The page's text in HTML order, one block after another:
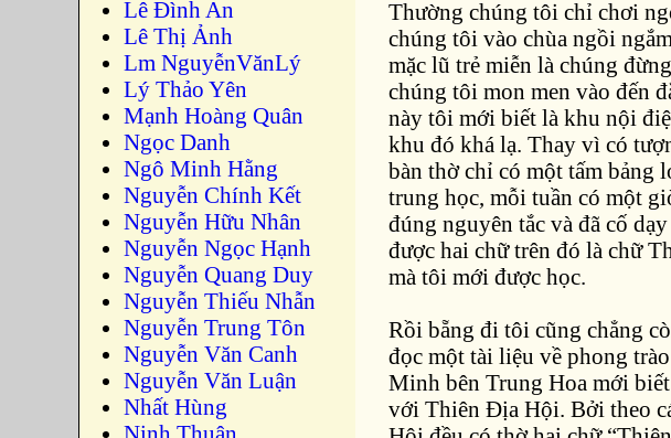
Lê Đình An
Lê Thị Ảnh
Lm NguyễnVănLý
Lý Thảo Yên
Mạnh Hoàng Quân
Ngọc Danh
Ngô Minh Hằng
Nguyễn Chính Kết
Nguyễn Hữu Nhân
Nguyễn Ngọc Hạnh
Nguyễn Quang Duy
Nguyễn Thiếu Nhẫn
Nguyễn Trung Tôn
Nguyễn Văn Canh
Nguyễn Văn Luận
Nhất Hùng
Ninh Thuận
Thường chúng tôi chỉ chơi
chúng tôi vào chùa ngồi
mặc lũ trẻ miễn là chúng
chúng tôi mon men vào đến
này tôi mới biết là khu nội
khu đó khá lạ. Thay vì có
bàn thờ chỉ có một tấm bảng
trung học, mỗi tuần có một
đúng nguyên tắc và đã cố
được hai chữ trên đó là chữ
mà tôi mới được học.
Rồi bẵng đi tôi cũng chẳng
đọc một tài liệu về phong
Minh bên Trung Hoa mới
với Thiên Địa Hội. Bởi theo